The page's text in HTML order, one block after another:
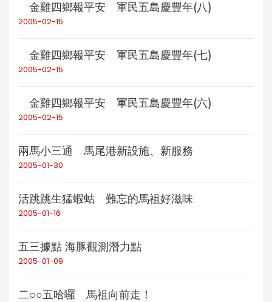
金雞四鄉報平安 軍民五島慶豐年(八)
2005-02-15
金雞四鄉報平安 軍民五島慶豐年(七)
2005-02-15
金雞四鄉報平安 軍民五島慶豐年(六)
2005-02-15
兩馬小三通 馬尾港新設施、新服務
2005-01-30
活跳跳生猛蝦蛄 難忘的馬祖好滋味
2005-01-16
五三據點 海豚觀測潛力點
2005-01-09
二○○五哈囉 馬祖向前走！